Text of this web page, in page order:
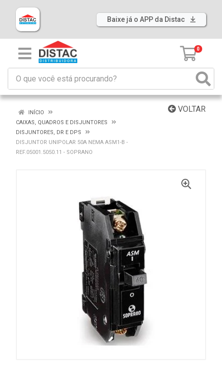
Baixe já o APP da Distac
0
VOLTAR
INÍCIO
CAIXAS, QUADROS E DISJUNTORES
DISJUNTORES, DR E DPS
DISJUNTOR UNIPOLAR 50A NEMA ASM1-B -
REF.05001.5050.11 - SOPRANO